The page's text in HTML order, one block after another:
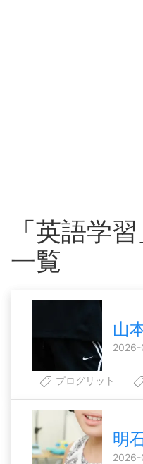
「英語学
一覧
山
プログリット
明